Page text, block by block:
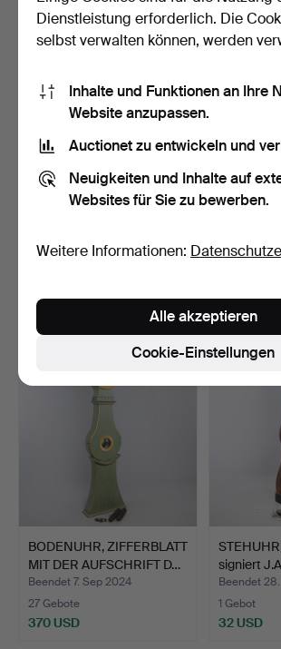
32 USD 32 USD
Standuhr von Anders
Polhammar, Stjärnsund,…
6 Gebote
1 Gebot
32 USD
BODENUHR, ZIFFERBLATT
MIT DER AUFSCHRIFT D…
Beendet 7. Sep 2024
27 Gebote
370 USD
signiert
Beendet
1 Gebot
32 USD
Dienstleistung erforderlich. Die
selbst verwalten können, werden
Inhalte und Funktionen an Ihre
Website anzupassen.
Auctionet zu entwickeln und
Neuigkeiten und Inhalte auf
Websites für Sie zu bewerben.
Weitere Informationen:
Cookie-Einstellungen
Alle akzeptieren